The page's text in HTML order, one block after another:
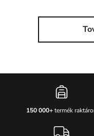
150 000+termék